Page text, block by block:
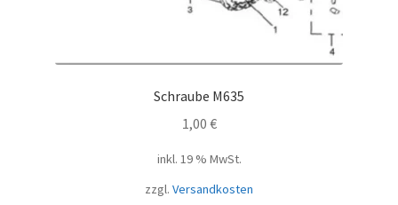
Schraube M635
1,00 €
inkl. 19 % MwSt.
zzgl. Versandkosten